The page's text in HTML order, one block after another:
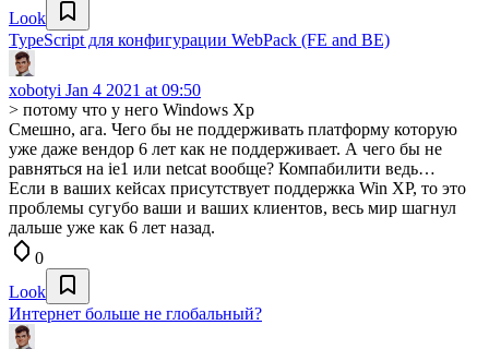
Look
TypeScript для конфигурации WebPack (FE and BE)
xobotyi Jan 4 2021 at 09:50
> потому что у него Windows Xp
Смешно, ага. Чего бы не поддерживать платформу которую
уже даже вендор 6 лет как не поддерживает. А чего бы не
равняться на ie1 или netcat вообще? Компабилити ведь…
Если в ваших кейсах присутствует поддержка Win XP, то это
проблемы сугубо ваши и ваших клиентов, весь мир шагнул
дальше уже как 6 лет назад.
0
Look
Интернет больше не глобальный?